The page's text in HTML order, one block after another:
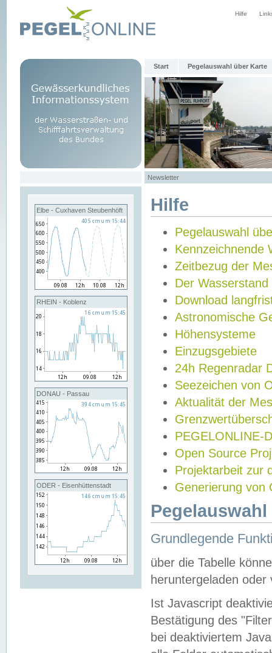
Hilfe
Start Pegelauswahl über Karte
Newsletter
Elbe - Cuxhaven Steubenhöft
RHEIN - Koblenz
DONAU - Passau
ODER - Eisenhüttenstadt
Hilfe
Pegelauswahl
Kennzeichnende
Zeitbezug der
Der Wasserstand
Download
Astronomische
Höhensysteme
Einzugsgebiete
24h Regenradar
Seezeichen von
Aktualität der
PEGELONLINE-
Open Source
Projektarbeit zur
Generierung von
Grundlegende
über die Tabelle
heruntergeladen oder
Ist Javascript
Bestätigung des
bei deaktiviertem